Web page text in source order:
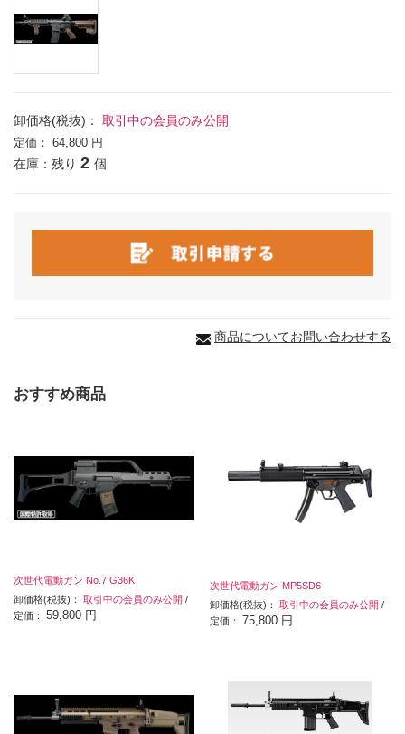
卸価格(税抜)： 取引中の会員のみ公開
定価： 64,800 円
在庫：残り 2 個
商品についてお問い合わせする
おすすめ商品
次世代電動ガン No.7 G36K
卸価格(税抜)： 取引中の会員のみ公開 /
定価： 59,800 円
次世代電動ガン MP5SD6
卸価格(税抜)：取引中の会員のみ公開 /
定価： 75,800 円